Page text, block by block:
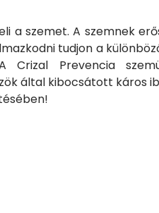
a szemet. A szemnek
tudjon a
Crizal Prevencia
által kibocsátott káros